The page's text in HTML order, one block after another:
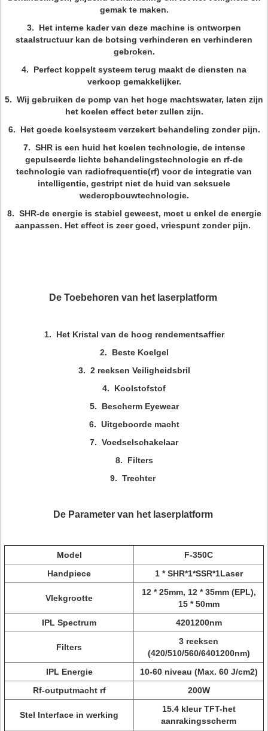
gemak te maken.
3. Het interne kader van deze machine is ontworpen
staalstructuur kan de botsing verhinderen en verhinderen
gebroken.
4. Perfect koppelt systeem terug maakt de diensten na
verkoop gemakkelijker.
5. Wij gebruiken de pomp van het hoge machtswater, laten zijn
het koelen effect beter zullen zijn.
6. Het goede koelsysteem verzekert behandeling zonder pijn.
7. SHR is een huid het koelen technologie, de intense
gepulseerde lichte behandelingstechnologie en rf-de
technologie van radiofrequentie(rf) voor de integratie van
intelligentie, gestript niet de huid van seksuele
wederopbouwtechnologie.
8. SHR-de energie is stabiel geweest, moet u enkel de energie
aanpassen. Het effect is zeer goed, vriespunt zonder pijn.
De Toebehoren van het laserplatform
1. Het Kristal van de hoog rendementsaffier
2. Beste Koelgel
3. 2 reeksen Veiligheidsbril
4. Koolstofstof
5. Bescherm Eyewear
6. Uitgeboorde macht
7. Voedselschakelaar
8. Filters
9. Trechter
De Parameter van het laserplatform
Model
F-350C
Handpiece
1 * SHR*1*SSR*1Laser
Vlekgrootte
12 * 25mm, 12 * 35mm (EPL),
15 * 50mm
IPL Spectrum
4201200nm
Filters
3 reeksen
(420/510/560/6401200nm)
IPL Energie
10-60 niveau (Max. 60 J/cm2)
Rf-outputmacht rf
200W
Stel Interface in werking
15.4 kleur TFT-het
aanrakingsscherm